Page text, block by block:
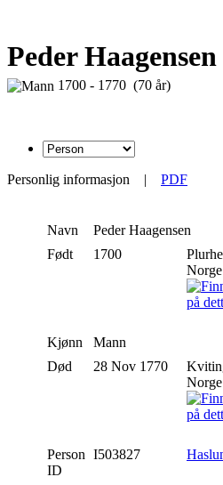
Peder Haagensen
1700 - 1770 (70 år)
Personlig informasjon | PDF
Navn Peder Haagensen
Født
1700
Norge
Kjønn
Mann
Død
28 Nov 1770
Norge
Person
ID
I503827